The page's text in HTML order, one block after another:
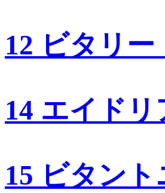
12 ビタリ
14 エイド
15 ビタン